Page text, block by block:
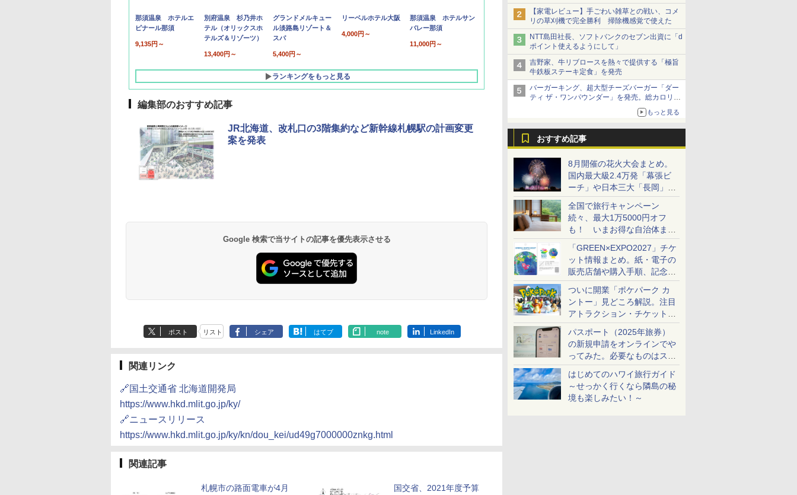
【家電レビュー】手ごわい雑草との戦い、コメ
リの草刈機で完全勝利 掃除機感覚で使えた
NTT島田社長、ソフトバンクのセブン出資に「d
ポイント使えるようにして」
吉野家、牛リブロースを熱々で提供する「極旨
牛鉄板ステーキ定食」を発売
バーガーキング、超大型チーズバーガー「ダー
ティ ザ・ワンパウンダー」を発売。総カロリー
もっと見る
おすすめ記事
8月開催の花火大会まとめ。
国内最大級2.4万発「幕張ビ
ーチ」や日本三大「長岡」な
ど大型イベント目白押し！
全国で旅行キャンペーン
続々、最大1万5000円オフ
も！ いまお得な自治体まと
め
「GREEN×EXPO2027」チケ
ット情報まとめ。紙・電子の
販売店舗や購入手順、記念チ
ケットも解説
ついに開業「ポケパーク カ
ントー」見どころ解説。注目
アトラクション・チケット手
配・来場前に必要な準備は？
パスポート（2025年旅券）
の新規申請をオンラインでや
ってみた。必要なものはスマ
ホとマイナカードのみ
はじめてのハワイ旅行ガイド
～せっかく行くなら隣島の秘
境も楽しみたい！～
那須温泉 ホテルエ
ピナール那須
9,135円～
別府温泉 杉乃井ホ
テル（オリックスホ
テルズ＆リゾーツ）
13,400円～
グランドメルキュー
ル淡路島リゾート＆
スパ
5,400円～
リーベルホテル大阪
4,000円～
那須温泉 ホテルサン
バレー那須
11,000円～
ランキングをもっと見る
10,450円～
19,541円～
7,950円～
5,758円～
編集部のおすすめ記事
JR北海道、改札口の3階集約など新幹線札幌駅の計画変更
案を発表
Google 検索で当サイトの記事を優先表示させる
ポスト リスト シェア はてブ note LinkedIn
関連リンク
🔗国土交通省 北海道開発局
https://www.hkd.mlit.go.jp/ky/
🔗ニュースリリース
https://www.hkd.mlit.go.jp/ky/kn/dou_kei/ud49g7000000znkg.html
関連記事
札幌市の路面電車が4月 国交省、2021年度予算